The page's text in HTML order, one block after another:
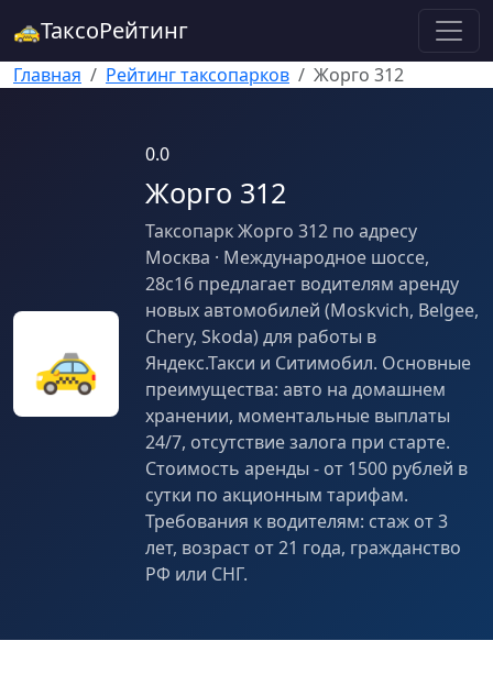
🚕ТаксоРейтинг
Главная Рейтинг таксопарков Жорго 312
🚕
0.0
Жорго 312
Таксопарк Жорго 312 по адресу
Москва · Международное шоссе,
28с16 предлагает водителям аренду
новых автомобилей (Moskvich, Belgee,
Chery, Skoda) для работы в
Яндекс.Такси и Ситимобил. Основные
преимущества: авто на домашнем
хранении, моментальные выплаты
24/7, отсутствие залога при старте.
Стоимость аренды - от 1500 рублей в
сутки по акционным тарифам.
Требования к водителям: стаж от 3
лет, возраст от 21 года, гражданство
РФ или СНГ.